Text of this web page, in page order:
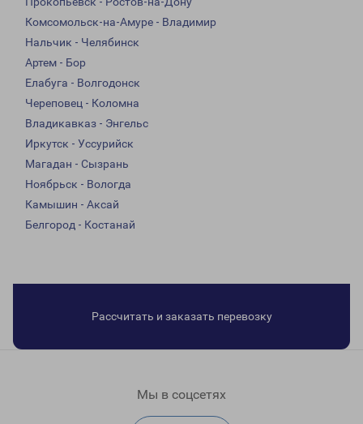
Комсомольск-на-Амуре - Владимир
Нальчик - Челябинск
Артем - Бор
Елабуга - Волгодонск
Череповец - Коломна
Владикавказ - Энгельс
Иркутск - Уссурийск
Магадан - Сызрань
Ноябрьск - Вологда
Камышин - Аксай
Белгород - Костанай
Рассчитать и заказать перевозку
Мы в соцсетях